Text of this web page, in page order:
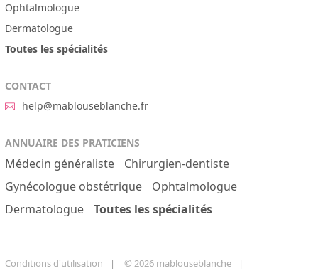
Ophtalmologue
Dermatologue
Toutes les spécialités
CONTACT
help@mablouseblanche.fr
ANNUAIRE DES PRATICIENS
Médecin généraliste
Chirurgien-dentiste
Gynécologue obstétrique
Ophtalmologue
Dermatologue
Toutes les spécialités
Conditions d'utilisation
© 2026 mablouseblanche